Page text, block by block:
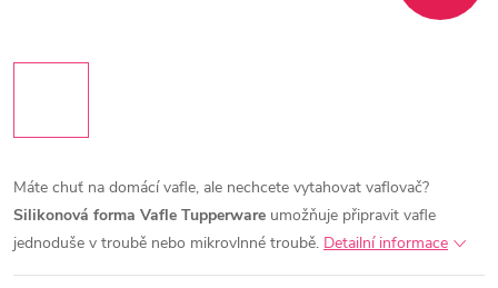
Máte chuť na domácí vafle, ale nechcete vytahovat vaflovač?
Silikonová forma Vafle Tupperware umožňuje připravit vafle
jednoduše v troubě nebo mikrovlnné troubě. Detailní informace